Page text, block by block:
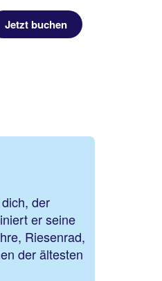
Jetzt buchen
der
er seine
Riesenrad,
der ältesten